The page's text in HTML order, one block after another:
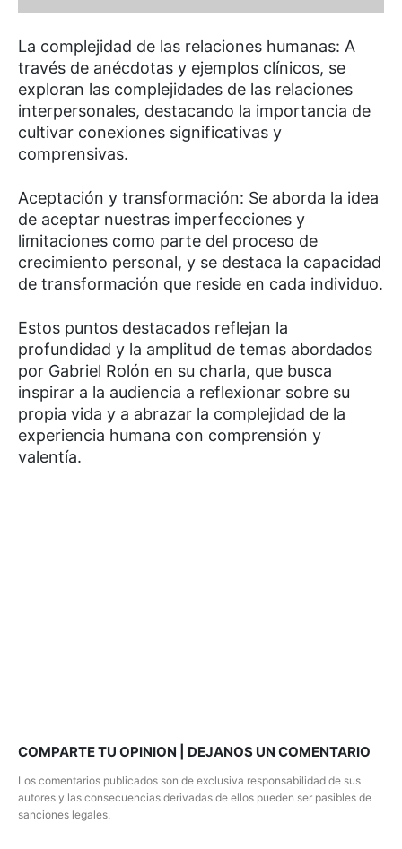
La complejidad de las relaciones humanas: A
través de anécdotas y ejemplos clínicos, se
exploran las complejidades de las relaciones
interpersonales, destacando la importancia de
cultivar conexiones significativas y
comprensivas.
Aceptación y transformación: Se aborda la idea
de aceptar nuestras imperfecciones y
limitaciones como parte del proceso de
crecimiento personal, y se destaca la capacidad
de transformación que reside en cada individuo.
Estos puntos destacados reflejan la
profundidad y la amplitud de temas abordados
por Gabriel Rolón en su charla, que busca
inspirar a la audiencia a reflexionar sobre su
propia vida y a abrazar la complejidad de la
experiencia humana con comprensión y
valentía.
COMPARTE TU OPINION | DEJANOS UN COMENTARIO
Los comentarios publicados son de exclusiva responsabilidad de sus
autores y las consecuencias derivadas de ellos pueden ser pasibles de
sanciones legales.